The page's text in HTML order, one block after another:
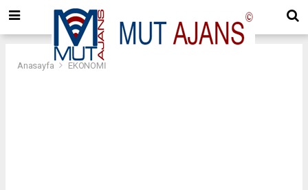
Anasayfa EKONOMİ